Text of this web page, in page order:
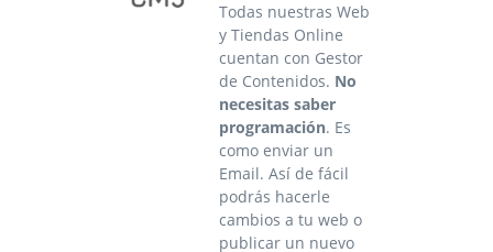
Todas nuestras Web
y Tiendas Online
cuentan con Gestor
de Contenidos. No
necesitas saber
programación. Es
como enviar un
Email. Así de fácil
podrás hacerle
cambios a tu web o
publicar un nuevo